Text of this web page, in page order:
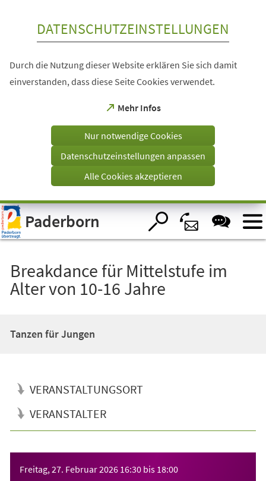
Visuelle
Assistenzsoftware
öffnen.
DATENSCHUTZEINSTELLUNGEN
Durch die Nutzung dieser Website erklären Sie sich damit
einverstanden, dass diese Seite Cookies verwendet.
Mehr Infos
(Öffnet
einem
Tab)
Nur notwendige Cookies
Datenschutzeinstellungen anpassen
Alle Cookies akzeptieren
Paderborn
Breakdance für Mittelstufe im
Alter von 10-16 Jahre
Tanzen für Jungen
VERANSTALTUNGSORT
VERANSTALTER
Freitag, 27. Februar 2026 16:30 bis 18:00